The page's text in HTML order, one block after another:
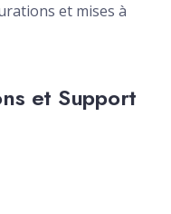
et mises à
et Support